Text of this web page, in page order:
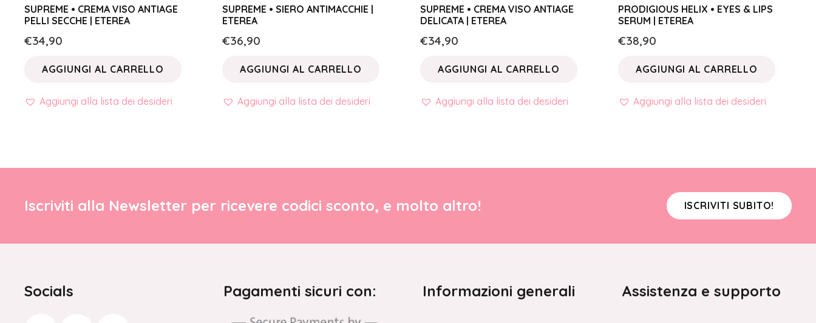
SUPREME • CREMA VISO ANTIAGE
PELLI SECCHE | ETEREA
€34,90
AGGIUNGI AL CARRELLO
Aggiungi alla lista dei desideri
SUPREME • SIERO ANTIMACCHIE |
ETEREA
€36,90
AGGIUNGI AL CARRELLO
Aggiungi alla lista dei desideri
SUPREME • CREMA VISO ANTIAGE
DELICATA | ETEREA
€34,90
AGGIUNGI AL CARRELLO
Aggiungi alla lista dei desideri
PRODIGIOUS HELIX • EYES & LIPS
SERUM | ETEREA
€38,90
AGGIUNGI AL CARRELLO
Aggiungi alla lista dei desideri
Iscriviti alla Newsletter per ricevere codici sconto, e molto altro! ISCRIVITI SUBITO!
Socials Pagamenti sicuri con: Informazioni generali Assistenza e supporto